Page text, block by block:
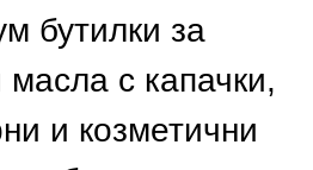
бутилки за
с капачки,
и козметични